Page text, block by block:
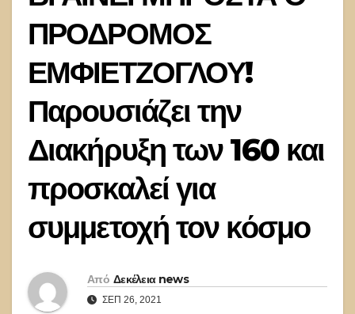
ΠΡΟΔΡΟΜΟΣ
ΕΜΦΙΕΤΖΟΓΛΟΥ!
Παρουσιάζει την
Διακήρυξη των 160 και
προσκαλεί για
συμμετοχή τον κόσμο
Από Δεκέλεια news
ΣΕΠ 26, 2021